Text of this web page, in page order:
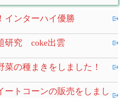
インターハイ優勝
研究 coke出雲
菜の種まきをしました！
ートコーンの販売をしまし